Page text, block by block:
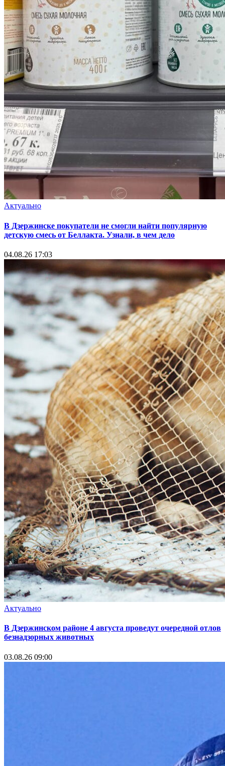
Актуально
В Дзержинске покупатели не смогли найти популярную
детскую смесь от Беллакта. Узнали, в чем дело
04.08.26 17:03
Актуально
В Дзержинском районе 4 августа проведут очередной отлов
безнадзорных животных
03.08.26 09:00